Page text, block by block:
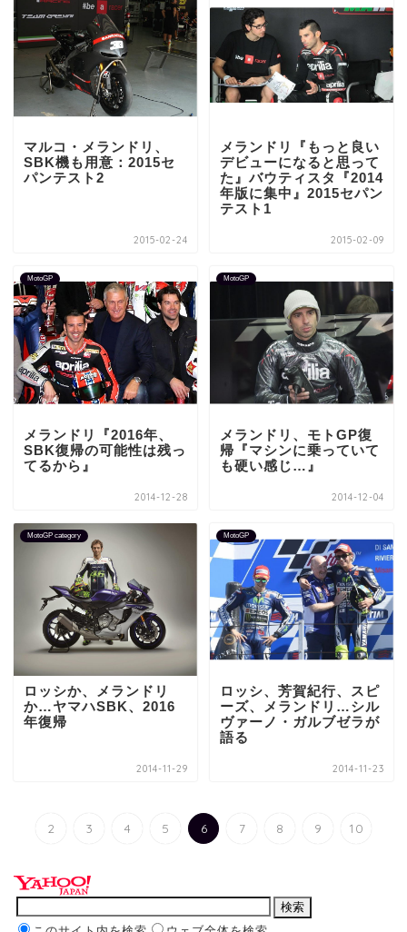
マルコ・メランドリ、
SBK機も用意：2015セ
パンテスト2
2015-02-24
メランドリ『もっと良い
デビューになると思って
た』バウティスタ『2014
年版に集中』2015セパン
テスト1
2015-02-09
MotoGP
メランドリ『2016年、
SBK復帰の可能性は残っ
てるから』
2014-12-28
MotoGP
メランドリ、モトGP復
帰『マシンに乗っていて
も硬い感じ…』
2014-12-04
MotoGP category
ロッシか、メランドリ
か…ヤマハSBK、2016
年復帰
2014-11-29
MotoGP
ロッシ、芳賀紀行、スピ
ーズ、メランドリ…シル
ヴァーノ・ガルブゼラが
語る
2014-11-23
2 3 4 5 6 7 8 9 10